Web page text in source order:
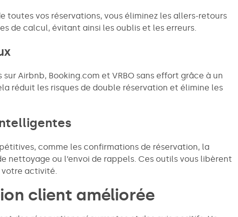
toutes vos réservations, vous éliminez les allers-retours
de calcul, évitant ainsi les oublis et les erreurs.
Airbnb, Booking.com et VRBO sans effort grâce à un
réduit les risques de double réservation et élimine les
comme les confirmations de réservation, la
nettoyage ou l’envoi de rappels. Ces outils vous libèrent
activité.
client améliorée